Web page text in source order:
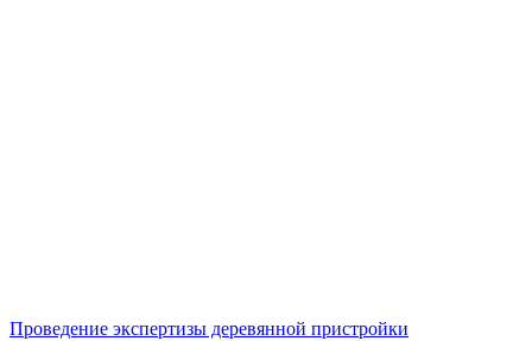
Проведение экспертизы деревянной пристройки